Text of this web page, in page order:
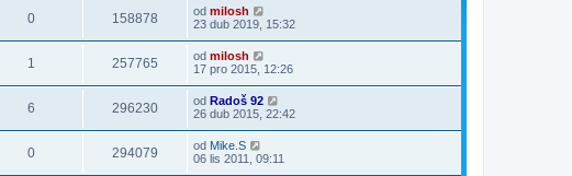
0 158878 od milosh
23 dub 2019, 15:32
1 257765 od milosh
17 pro 2015, 12:26
6 296230 od Radoš 92
26 dub 2015, 22:42
0 294079 od Mike.S
06 lis 2011, 09:11